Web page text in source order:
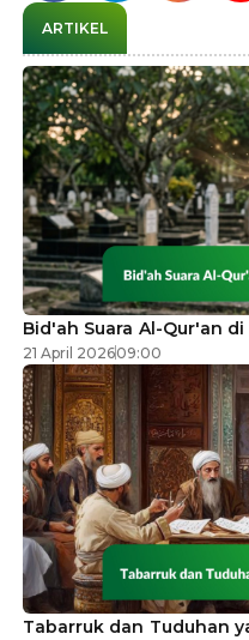
ARTIKEL
Bid'ah Suara Al-Qur'an
21 April 202609:00
Tabarruk dan Tuduhan